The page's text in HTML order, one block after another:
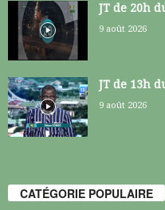
JT de 20h
9 août 2026
JT de 13h
9 août 2026
CATÉGORIE POPULAIRE